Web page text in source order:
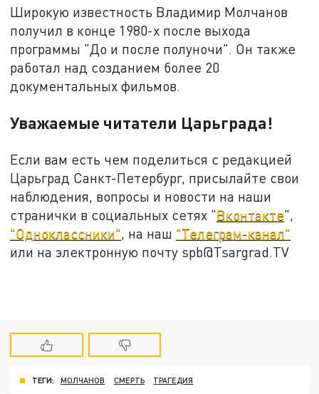
Широкую известность Владимир Молчанов
получил в конце 1980-х после выхода
программы "До и после полуночи". Он также
работал над созданием более 20
документальных фильмов.
Уважаемые читатели Царьграда!
Если вам есть чем поделиться с редакцией
Царьград Санкт-Петербург, присылайте свои
наблюдения, вопросы и новости на наши
странички в социальных сетях "Вконтакте",
"Одноклассники", на наш "Телеграм-канал"
или на электронную почту spb@Tsargrad.TV
ТЕГИ: МОЛЧАНОВ СМЕРТЬ ТРАГЕДИЯ